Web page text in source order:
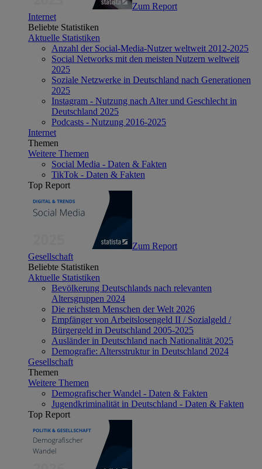
Zum Report
Internet
Beliebte Statistiken
Aktuelle Statistiken
Anzahl der Social-Media-Nutzer weltweit 2012-2025
Social Networks mit den meisten Nutzern weltweit
2025
Soziale Netzwerke in Deutschland nach Generationen
2025
Instagram - Nutzung nach Alter und Geschlecht in
Deutschland 2025
Podcasts - Nutzung 2016-2025
Internet
Themen
Weitere Themen
Social Media - Daten & Fakten
TikTok - Daten & Fakten
Top Report
Zum Report
Gesellschaft
Beliebte Statistiken
Aktuelle Statistiken
Bevölkerung Deutschlands nach relevanten
Altersgruppen 2024
Die reichsten Menschen der Welt 2026
Empfänger von Arbeitslosengeld II / Sozialgeld /
Bürgergeld in Deutschland 2005-2025
Ausländer in Deutschland nach Nationalität 2025
Demografie: Altersstruktur in Deutschland 2024
Gesellschaft
Themen
Weitere Themen
Demografischer Wandel - Daten & Fakten
Jugendkriminalität in Deutschland - Daten & Fakten
Top Report